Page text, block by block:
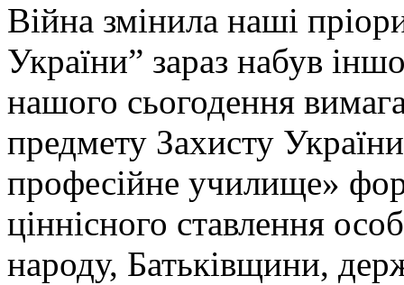
Війна змінила наші
України” зараз набув
нашого сьогодення
предмету Захисту
професійне училище»
ціннісного ставлення
народу, Батьківщини,